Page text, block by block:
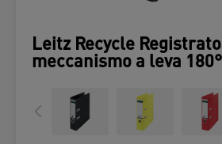
Leitz Recycle
meccanismo a leva 180°